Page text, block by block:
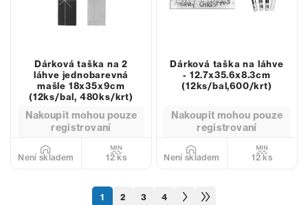
Dárková taška na 2
láhve jednobarevná
mašle 18x35x9cm
(12ks/bal, 480ks/krt)
Nakoupit mohou pouze
registrovaní
Není skladem 12 ks
Dárková taška na láhve
- 12.7x35.6x8.3cm
(12ks/bal,600/krt)
Nakoupit mohou pouze
registrovaní
Není skladem 12 ks
1 2 3 4